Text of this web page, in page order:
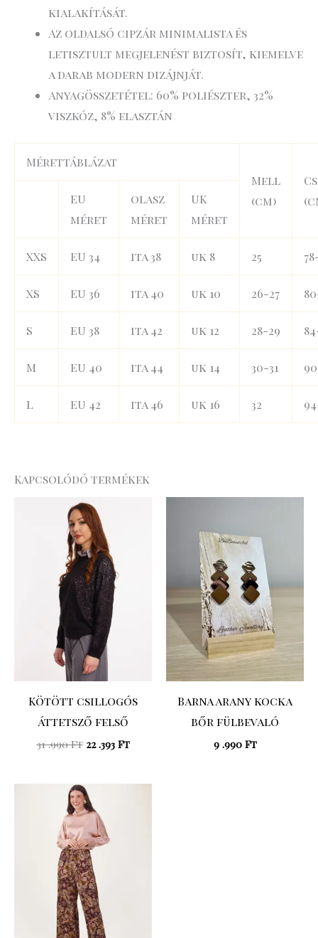
kialakítását.
Az oldalsó cipzár minimalista és
letisztult megjelenést biztosít, kiemelve
a darab modern dizájnját.
Anyagösszetétel: 60% poliészter, 32%
viszkóz, 8% elasztán
Mérettáblázat
Mell
(cm)
EU
méret
olasz
méret
UK
méret
XXS EU 34 ita 38 uk 8 25
XS EU 36 ita 40 uk 10 26-27
S EU 38 ita 42 uk 12 28-29
M EU 40 ita 44 uk 14 30-31
L EU 42 ita 46 uk 16 32
Kapcsolódó termékek
Kötött csillogós
áttetsző felső
31 .990Ft
Original
price
was:
31
.990 Ft.
22 .393 Ft
Barna arany kocka
bőr fülbevaló
9 .990 Ft